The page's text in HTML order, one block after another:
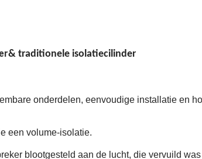
& traditionele isolatiecilinder
onderdelen, eenvoudige installatie en
een volume-isolatie.
blootgesteld aan de lucht, die vervuild